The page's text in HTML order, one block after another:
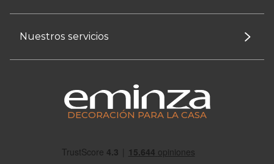
Nuestros servicios
DECORACIÓN PARA LA CASA